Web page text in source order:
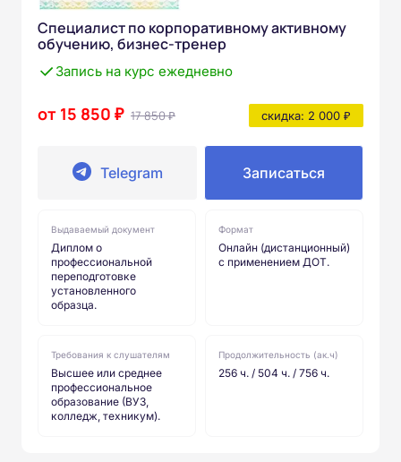
Специалист по корпоративному активному
обучению, бизнес-тренер
Запись на курс ежедневно
от 15 850 ₽ 17 850 ₽ скидка: 2 000 ₽
Telegram Записаться
Выдаваемый документ
Диплом о
профессиональной
переподготовке
установленного
образца.
Формат
Онлайн (дистанционный)
с применением ДОТ.
Требования к слушателям
Высшее или среднее
профессиональное
образование (ВУЗ,
колледж, техникум).
Продолжительность (ак.ч)
256 ч. / 504 ч. / 756 ч.